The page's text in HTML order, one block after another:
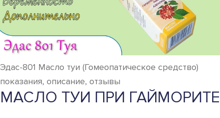
Эдас-801 Масло туи (Гомеопатическое средство)
показания, описание, отзывы
МАСЛО ТУИ ПРИ ГАЙМОРИТЕ